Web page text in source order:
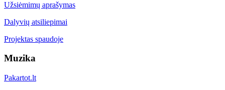
Užsiėmimų aprašymas
Dalyvių atsiliepimai
Projektas spaudoje
Muzika
Pakartot.lt